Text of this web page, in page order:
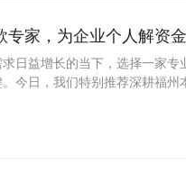
专家，为企业个人解资
日益增长的当下，选择一家专
今日，我们特别推荐深耕福州